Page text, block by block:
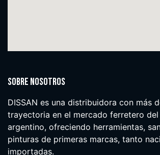
Sobre nosotros
DISSAN es una distribuidora con más
trayectoria en el mercado ferretero
argentino, ofreciendo herramientas,
pinturas de primeras marcas, tanto
importadas.